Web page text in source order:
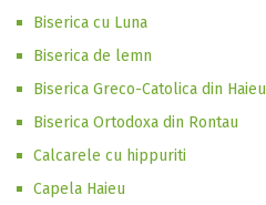
Biserica cu Luna
Biserica de lemn
Biserica Greco-Catolica din Haieu
Biserica Ortodoxa din Rontau
Calcarele cu hippuriti
Capela Haieu